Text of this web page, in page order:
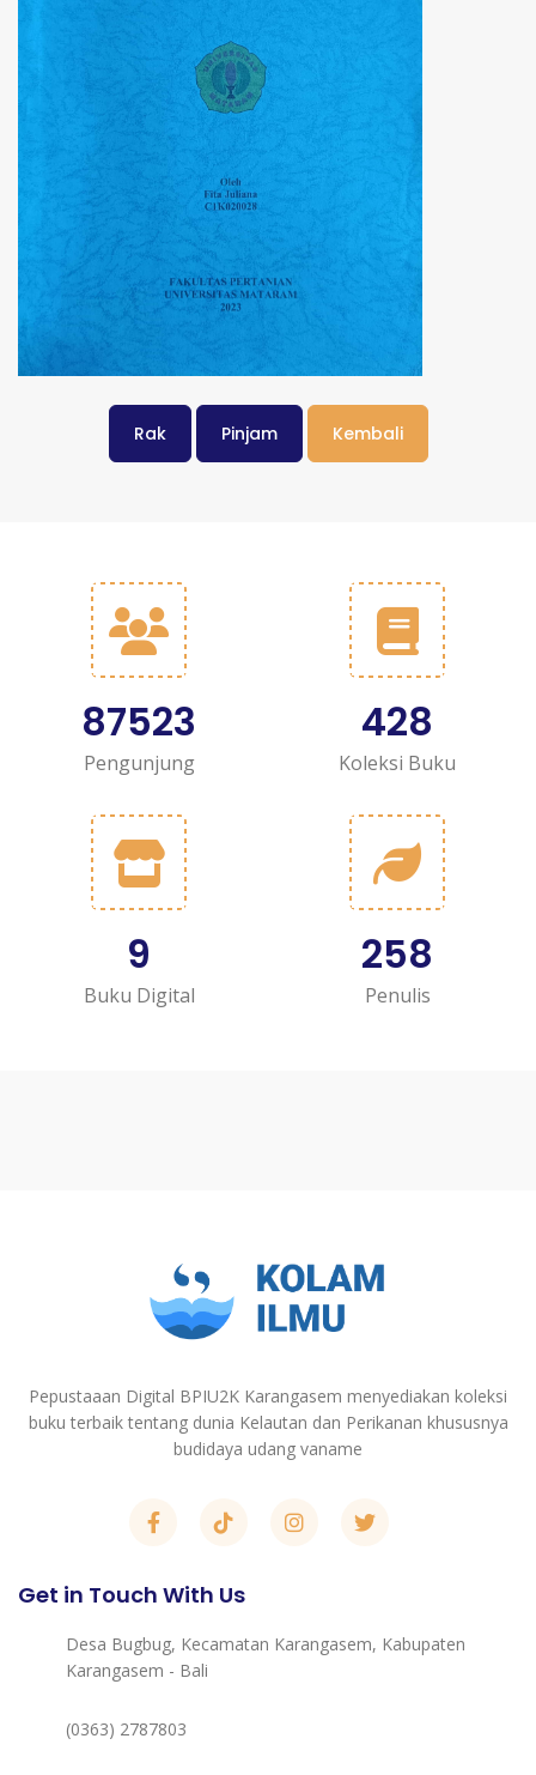
Rak Pinjam Kembali
87523
Pengunjung
428
Koleksi Buku
9
Buku Digital
258
Penulis
Pepustaaan Digital BPIU2K Karangasem menyediakan koleksi
buku terbaik tentang dunia Kelautan dan Perikanan khususnya
budidaya udang vaname
Get in Touch With Us
Desa Bugbug, Kecamatan Karangasem, Kabupaten
Karangasem - Bali
(0363) 2787803